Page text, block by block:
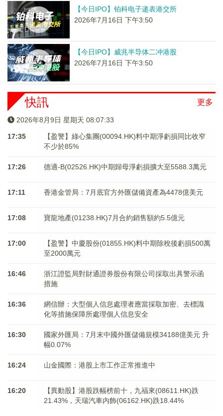
【今日IPO】铂科电子递表港交所
2026年7月16日 下午3:50
【今日IPO】威兆半导体二冲港股
2026年7月16日 下午3:50
更多
快訊
2026年8月9日 星期天 08:07:33
17:35
【盈警】綠心集團(00094.HK)料中期淨虧損同比收窄
不少於85%
17:26 德適-B(02526.HK)中期歸母淨虧損擴大至5588.3萬元
17:11 香港金管局：7月底官方外匯儲備資產為4478億美元
17:08 寶龍地產(01238.HK)7月合約銷售額約5.5億元
17:00
【盈警】中慶股份(01855.HK)料中期除稅後虧損500萬
至2000萬元
16:46
浙江證監局對財通證券股份有限公司採取出具警示函
措施
16:36
網信辦：大型個人信息處理者應當採取加密、去標識
化等措施保障所處理個人信息安全
16:30
國家外匯局：7月末中國外匯儲備規模34188億美元 升
幅0.07%
16:24 山金國際：港股上市工作正常推進中
16:20
【異動股】港股跌幅榜前十，九福來(08611.HK)跌
21.43%，天瑞汽車内飾(06162.HK)跌18.44%